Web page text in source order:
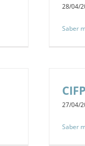
28/04/
Saber
27/04/
Saber